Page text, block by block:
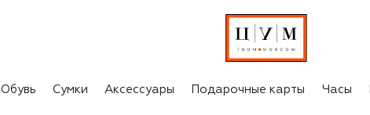
Обувь Сумки Аксессуары Подарочные карты Часы